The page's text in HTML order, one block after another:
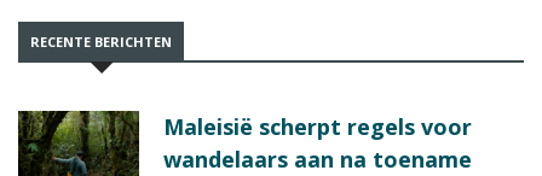
RECENTE BERICHTEN
Maleisië scherpt regels voor
wandelaars aan na toename